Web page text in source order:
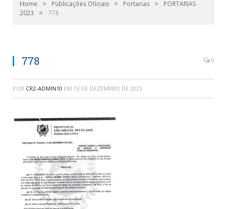
Home » Publicações Oficiais » Portarias »
PORTARIAS
2023
» 778
778 0
POR CR2-ADMIN10 EM 13 DE DEZEMBRO DE 2023